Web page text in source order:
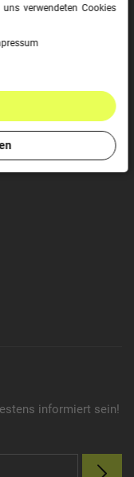
informiert sein!
verwendeten Cookies